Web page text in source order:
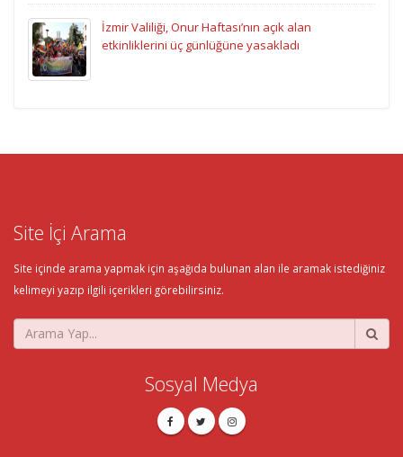
İzmir Valiliği, Onur Haftası’nın açık alan
etkinliklerini üç günlüğüne yasakladı
Site İçi Arama
Site içinde arama yapmak için aşağıda bulunan alan ile aramak istediğiniz
kelimeyi yazıp ilgili içerikleri görebilirsiniz.
Sosyal Medya